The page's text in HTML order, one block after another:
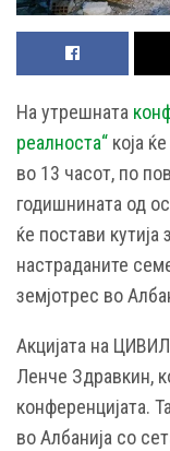
На утрешната
реалноста“ која
во 13 часот, по
годишнината од
ќе постави
настраданите
земјотрес во
Акцијата на
Ленче Здравкин,
конференцијата.
во Албанија со